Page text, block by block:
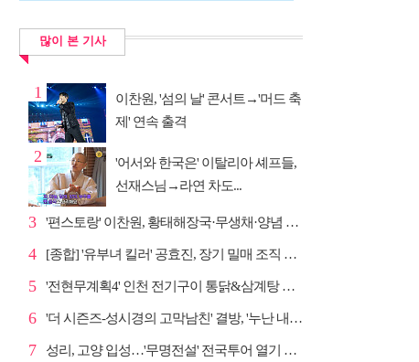
많이 본 기사
1
이찬원, '섬의 날' 콘서트→'머드 축
제' 연속 출격
2
'어서와 한국은' 이탈리아 셰프들,
선재스님→라연 차도...
3 '편스토랑' 이찬원, 황태해장국·무생채·양념 목살구이 ...
4 [종합] '유부녀 킬러' 공효진, 장기 밀매 조직 소탕…4...
5 '전현무계획4' 인천 전기구이 통닭&삼계탕 노포 맛집 탐방
6 '더 시즌즈-성시경의 고막남친' 결방, '누난 내게 여자...
7 성리, 고양 입성…'무명전설' 전국투어 열기 지속